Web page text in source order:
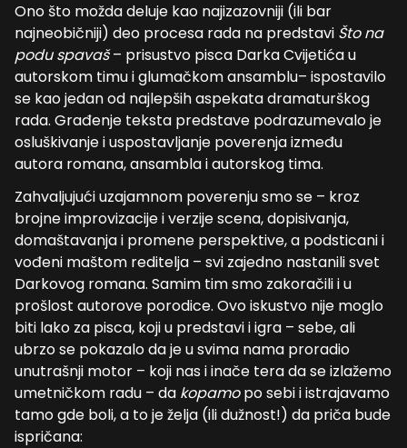
Ono što možda deluje kao najizazovniji (ili bar
najneobičniji) deo procesa rada na predstavi Što na
podu spavaš– prisustvo pisca Darka Cvijetića u
autorskom timu i glumačkom ansamblu– ispostavilo
se kao jedan od najlepših aspekata dramaturškog
rada. Građenje teksta predstave podrazumevalo je
osluškivanje i uspostavljanje poverenja između
autora romana, ansambla i autorskog tima.
Zahvaljujući uzajamnom poverenju smo se – kroz
brojne improvizacije i verzije scena, dopisivanja,
domaštavanja i promene perspektive, a podsticani i
vođeni maštom reditelja – svi zajedno nastanili svet
Darkovog romana. Samim tim smo zakoračili i u
prošlost autorove porodice. Ovo iskustvo nije moglo
biti lako za pisca, koji u predstavi i igra – sebe, ali
ubrzo se pokazalo da je u svima nama proradio
unutrašnji motor – koji nas i inače tera da se izlažemo
umetničkom radu – da kopamopo sebi i istrajavamo
tamo gde boli, a to je želja (ili dužnost!) da priča bude
ispričana: